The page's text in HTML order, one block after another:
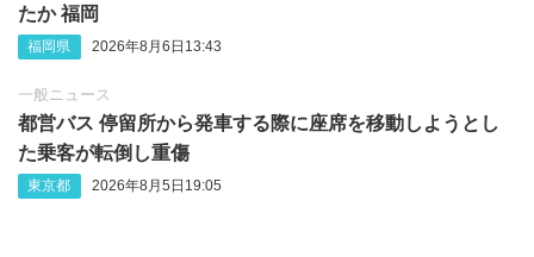
たか 福岡
福岡県 2026年8月6日13:43
一般ニュース
都営バス 停留所から発車する際に座席を移動しようとし
た乗客が転倒し重傷
東京都 2026年8月5日19:05